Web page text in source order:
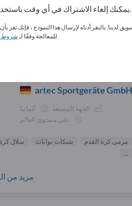
artec Sportgeräte
الجهة المصنعة
ألمانيا
على مستوى العالم
مرمى كرة القدم شبكات بوابات سلال
...
مزيد من
يمكنك إلغاء الاشتراك في أي وقت باستخدام الرابط الموجود في رسالتنا الإخبارية.
قدمتها سيتم نقلها إلى Brevo للمعالجة وفقًا لـشروط .